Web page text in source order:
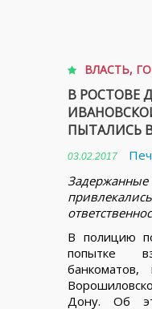
ВЛАСТЬ,
В РОСТОВЕ
ПЫТАЛИСЬ
03.02.2017
В полицию
попытке
Дону. Об